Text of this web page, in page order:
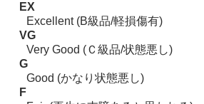
EX
Excellent (B級品/軽損傷有)
VG
Very Good (Ｃ級品/状態悪し)
G
Good (かなり状態悪し)
F